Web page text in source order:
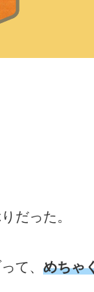
だった。
て、 めちゃ